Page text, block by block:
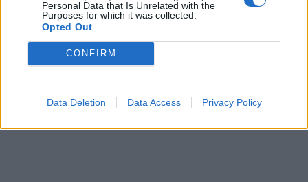
Personal Data that Is Unrelated with the
Purposes for which it was collected.
Opted Out
CONFIRM
Data Deletion Data Access Privacy Policy